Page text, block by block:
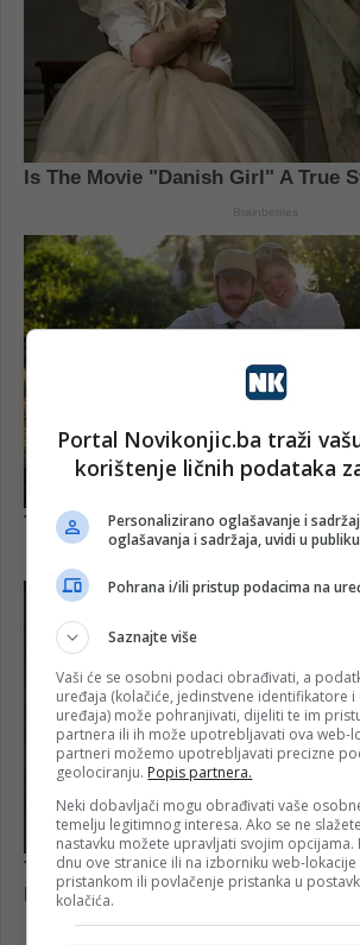
Portal Novikonjic.ba traži
korištenje ličnih podataka
Personalizirano oglašavanje i
oglašavanja i sadržaja, uvidi u
Pohrana i/ili pristup podacima na
Saznajte više
Vaši će se osobni podaci obrađivati, a
uređaja (kolačiće, jedinstvene identifikatore
uređaja) može pohranjivati, dijeliti te im
partnera ili ih može upotrebljavati ova web-
partneri možemo upotrebljavati precizne
geolociranju. Popis partnera.
Neki dobavljači mogu obrađivati vaše
temelju legitimnog interesa. Ako se ne
nastavku možete upravljati svojim opcijama.
dnu ove stranice ili na izborniku web-
pristankom ili povlačenje pristanka u
kolačića.